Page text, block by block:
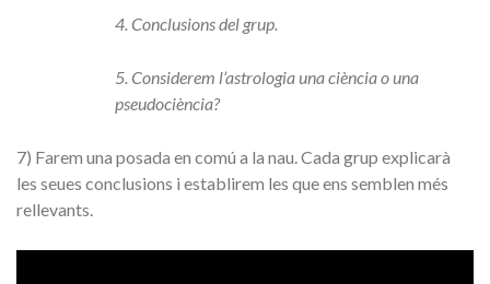
4. Conclusions del grup.
5. Considerem l’astrologia una ciència o una
pseudociència?
7) Farem una posada en comú a la nau. Cada grup explicarà
les seues conclusions i establirem les que ens semblen més
rellevants.